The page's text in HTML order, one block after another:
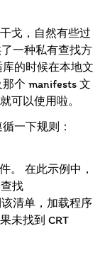
戈，自然有些过
一种私有查找方
的时候在本地文
个 manifests 文
可以使用啦。
一下规则：
。 在此示例中，
找
清单，加载程序
未找到 CRT